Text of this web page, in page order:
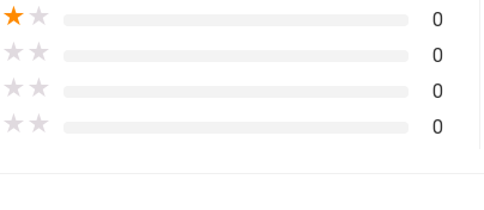
★ ★ 0
★ ★ 0
★ ★ 0
★ ★ 0